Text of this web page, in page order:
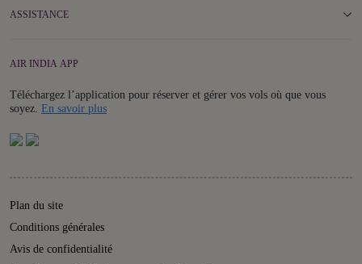
ASSISTANCE
AIR INDIA APP
Téléchargez l’application pour réserver et gérer vos vols où que vous
soyez. En savoir plusDetails
Plan du site
Conditions générales
Avis de confidentialité